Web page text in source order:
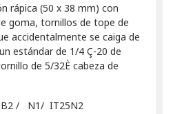
rápica (50 x 38 mm) con
goma, tornillos de tope de
accidentalmente se caiga de
estándar de 1/4 Ç-20 de
de 5/32È cabeza de
/ N1/ IT25N2